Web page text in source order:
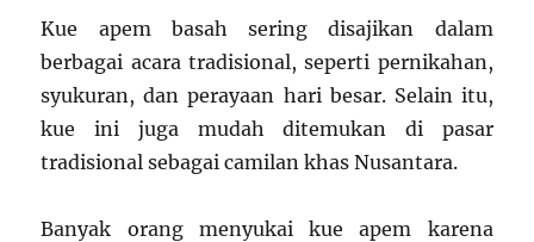
Kue apem basah sering disajikan dalam
berbagai acara tradisional, seperti pernikahan,
syukuran, dan perayaan hari besar. Selain itu,
kue ini juga mudah ditemukan di pasar
tradisional sebagai camilan khas Nusantara.
Banyak orang menyukai kue apem karena